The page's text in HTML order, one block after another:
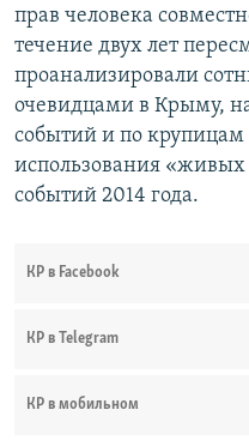
прав человека
течение двух лет
проанализировали
очевидцами в Крыму,
событий и по крупицам
использования
событий 2014 года.
КР в Facebook
КР в Telegram
КР в мобильном